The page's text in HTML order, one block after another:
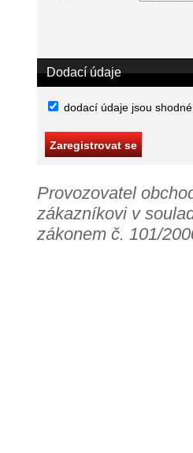
Dodací údaje
dodací údaje jsou
Provozovatel
zákazníkovi v
zákonem č. 101/